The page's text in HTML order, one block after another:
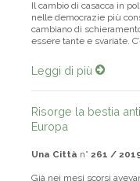
Il cambio di casacca in
nelle democrazie più
cambiano di
essere tante e svariate.
Leggi di più
Risorge la bestia
Europa
Una Città n° 261 /
Già nei mesi scorsi